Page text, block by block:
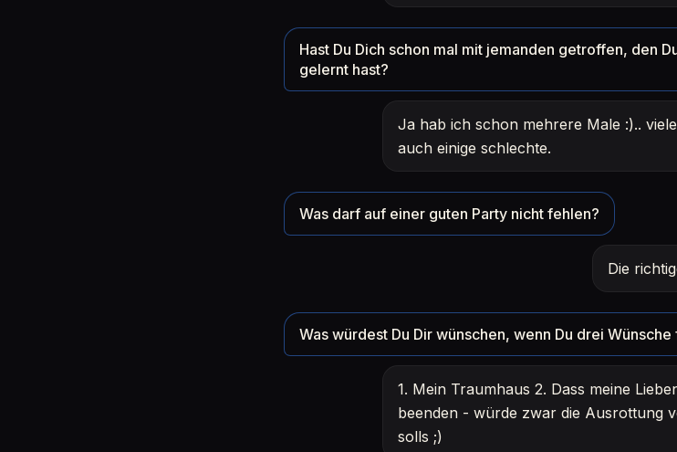
Hast Du Dich schon mal mit jemanden getroffen, den
gelernt hast?
Ja hab ich schon mehrere Male :)..
auch einige schlechte.
Was darf auf einer guten Party nicht fehlen?
Die
Was würdest Du Dir wünschen, wenn Du drei
1. Mein Traumhaus 2. Dass meine
beenden - würde zwar die Ausrottung
solls ;)